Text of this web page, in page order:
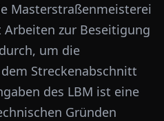
Masterstraßenmeisterei
zur Beseitigung
um die
Streckenabschnitt
des LBM ist eine
Gründen